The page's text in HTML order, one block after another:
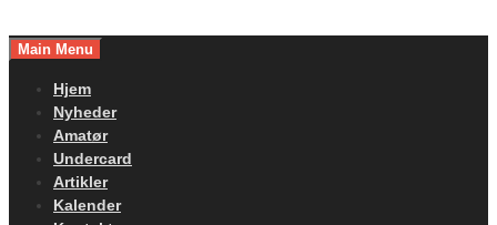
toMain Menu
Hjem
Nyheder
Amatør
Undercard
Artikler
Kalender